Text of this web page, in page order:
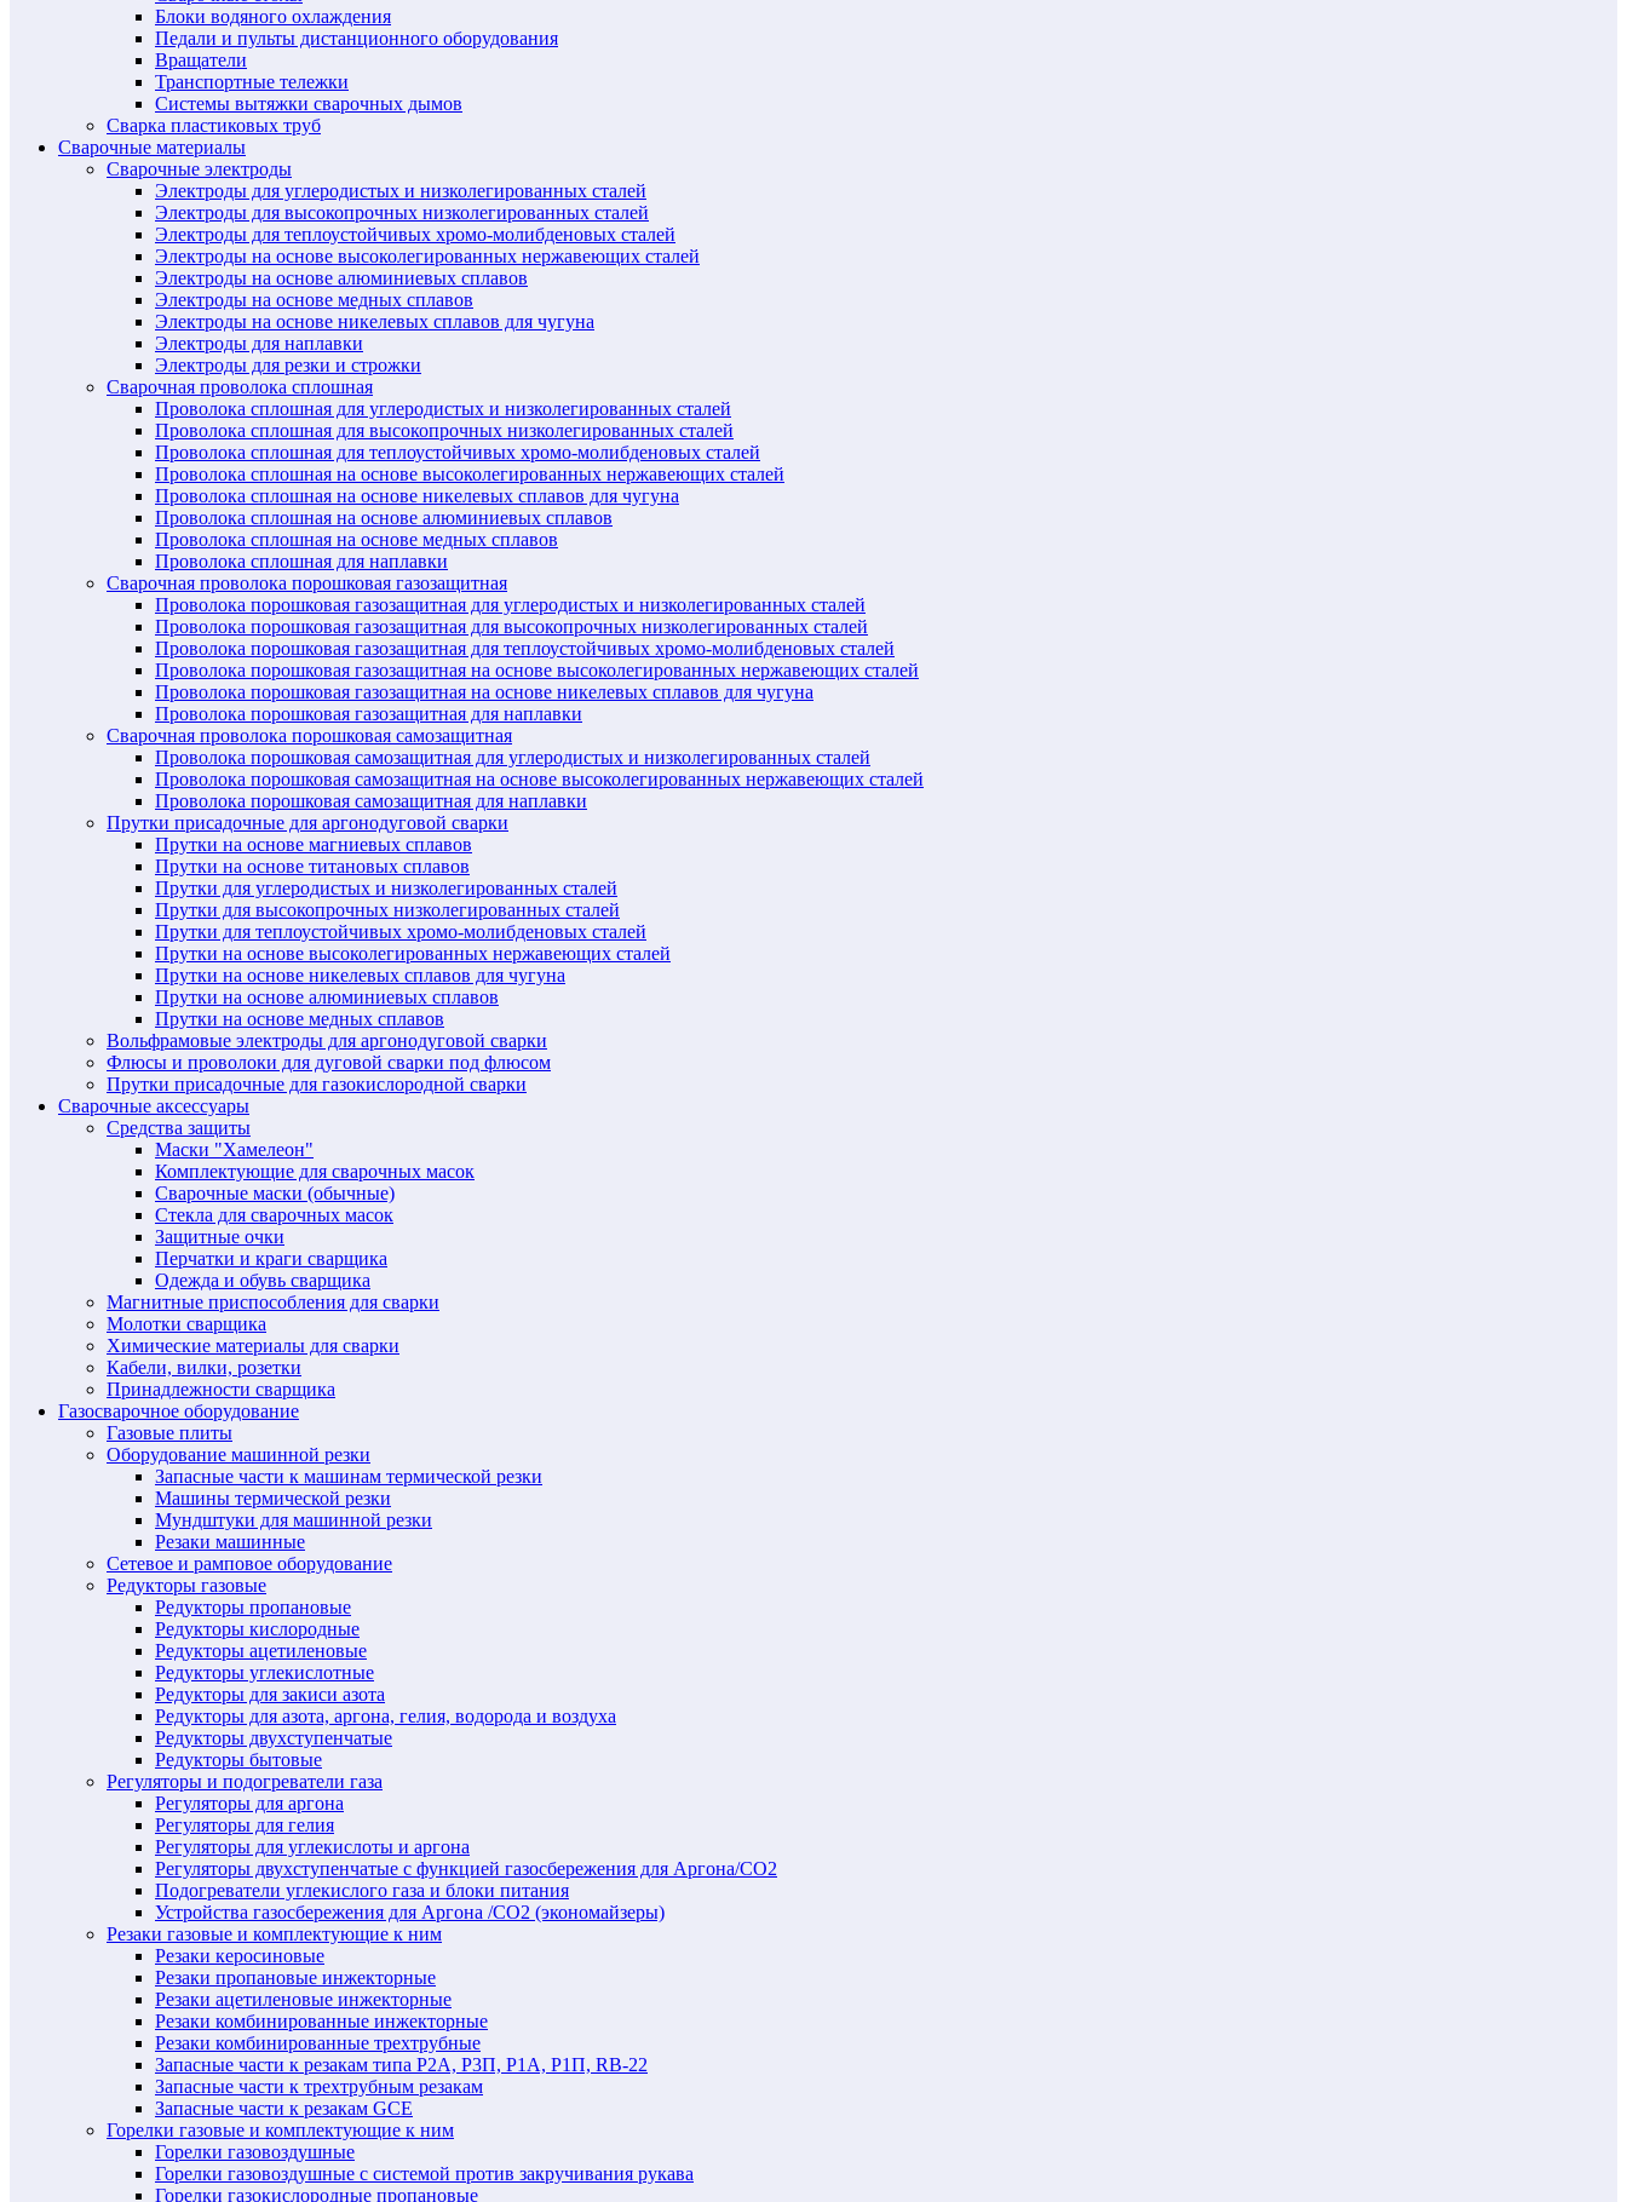
Блоки водяного охлаждения
Педали и пульты дистанционного оборудования
Вращатели
Транспортные тележки
Системы вытяжки сварочных дымов
Сварка пластиковых труб
Сварочные материалы
Сварочные электроды
Электроды для углеродистых и низколегированных сталей
Электроды для высокопрочных низколегированных сталей
Электроды для теплоустойчивых хромо-молибденовых сталей
Электроды на основе высоколегированных нержавеющих сталей
Электроды на основе алюминиевых сплавов
Электроды на основе медных сплавов
Электроды на основе никелевых сплавов для чугуна
Электроды для наплавки
Электроды для резки и строжки
Сварочная проволока сплошная
Проволока сплошная для углеродистых и низколегированных сталей
Проволока сплошная для высокопрочных низколегированных сталей
Проволока сплошная для теплоустойчивых хромо-молибденовых сталей
Проволока сплошная на основе высоколегированных нержавеющих сталей
Проволока сплошная на основе никелевых сплавов для чугуна
Проволока сплошная на основе алюминиевых сплавов
Проволока сплошная на основе медных сплавов
Проволока сплошная для наплавки
Сварочная проволока порошковая газозащитная
Проволока порошковая газозащитная для углеродистых и низколегированных сталей
Проволока порошковая газозащитная для высокопрочных низколегированных сталей
Проволока порошковая газозащитная для теплоустойчивых хромо-молибденовых сталей
Проволока порошковая газозащитная на основе высоколегированных нержавеющих сталей
Проволока порошковая газозащитная на основе никелевых сплавов для чугуна
Проволока порошковая газозащитная для наплавки
Сварочная проволока порошковая самозащитная
Проволока порошковая самозащитная для углеродистых и низколегированных сталей
Проволока порошковая самозащитная на основе высоколегированных нержавеющих сталей
Проволока порошковая самозащитная для наплавки
Прутки присадочные для аргонодуговой сварки
Прутки на основе магниевых сплавов
Прутки на основе титановых сплавов
Прутки для углеродистых и низколегированных сталей
Прутки для высокопрочных низколегированных сталей
Прутки для теплоустойчивых хромо-молибденовых сталей
Прутки на основе высоколегированных нержавеющих сталей
Прутки на основе никелевых сплавов для чугуна
Прутки на основе алюминиевых сплавов
Прутки на основе медных сплавов
Вольфрамовые электроды для аргонодуговой сварки
Флюсы и проволоки для дуговой сварки под флюсом
Прутки присадочные для газокислородной сварки
Сварочные аксессуары
Средства защиты
Маски "Хамелеон"
Комплектующие для сварочных масок
Сварочные маски (обычные)
Стекла для сварочных масок
Защитные очки
Перчатки и краги сварщика
Одежда и обувь сварщика
Магнитные приспособления для сварки
Молотки сварщика
Химические материалы для сварки
Кабели, вилки, розетки
Принадлежности сварщика
Газосварочное оборудование
Газовые плиты
Оборудование машинной резки
Запасные части к машинам термической резки
Машины термической резки
Мундштуки для машинной резки
Резаки машинные
Сетевое и рамповое оборудование
Редукторы газовые
Редукторы пропановые
Редукторы кислородные
Редукторы ацетиленовые
Редукторы углекислотные
Редукторы для закиси азота
Редукторы для азота, аргона, гелия, водорода и воздуха
Редукторы двухступенчатые
Редукторы бытовые
Регуляторы и подогреватели газа
Регуляторы для аргона
Регуляторы для гелия
Регуляторы для углекислоты и аргона
Регуляторы двухступенчатые c функцией газосбережения для Аргона/СО2
Подогреватели углекислого газа и блоки питания
Устройства газосбережения для Аргона /СО2 (экономайзеры)
Резаки газовые и комплектующие к ним
Резаки керосиновые
Резаки пропановые инжекторные
Резаки ацетиленовые инжекторные
Резаки комбинированные инжекторные
Резаки комбинированные трехтрубные
Запасные части к резакам типа Р2А, Р3П, Р1А, Р1П, RB-22
Запасные части к трехтрубным резакам
Запасные части к резакам GCE
Горелки газовые и комплектующие к ним
Горелки газовоздушные
Горелки газовоздушные с системой против закручивания рукава
Горелки газокислородные пропановые